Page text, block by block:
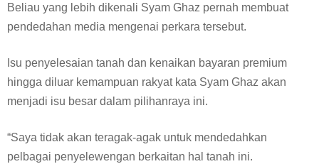
Beliau yang lebih dikenali Syam Ghaz pernah membuat
pendedahan media mengenai perkara tersebut.
Isu penyelesaian tanah dan kenaikan bayaran premium
hingga diluar kemampuan rakyat kata Syam Ghaz akan
menjadi isu besar dalam pilihanraya ini.
“Saya tidak akan teragak-agak untuk mendedahkan
pelbagai penyelewengan berkaitan hal tanah ini.